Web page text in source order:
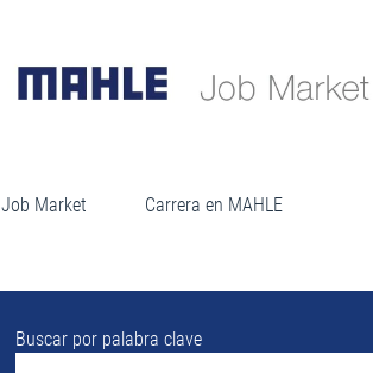
Job Market Carrera en MAHLE
Buscar por palabra clave